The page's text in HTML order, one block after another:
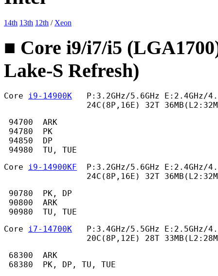
14th 13th 12th / Xeon
■ Core i9/i7/i5
Lake-S Refresh)
Core i9-14900K
P:3.2GHz/5.6GHz E:2.4GHz/
24C(8P,16E) 32T
94700  ARK
94780  PK
94850  DP
94980  TU, TUE
Core i9-14900KF
P:3.2GHz/5.6GHz E:2.4GHz/
24C(8P,16E) 32T
90780  PK, DP
90800  ARK
90980  TU, TUE
Core i7-14700K
P:3.4GHz/5.5GHz E:2.5GHz/
20C(8P,12E) 28T
68300  ARK
68380  PK, DP, TU, TUE